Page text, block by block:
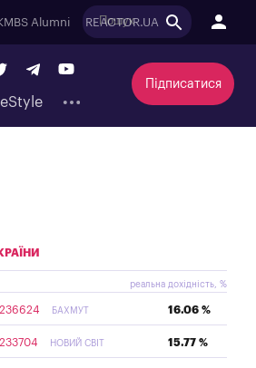
Alumni REACTOR.UA
Підписатися
реальна дохідність, %
БАХМУТ 16.06 %
НОВИЙ СВІТ 15.77 %